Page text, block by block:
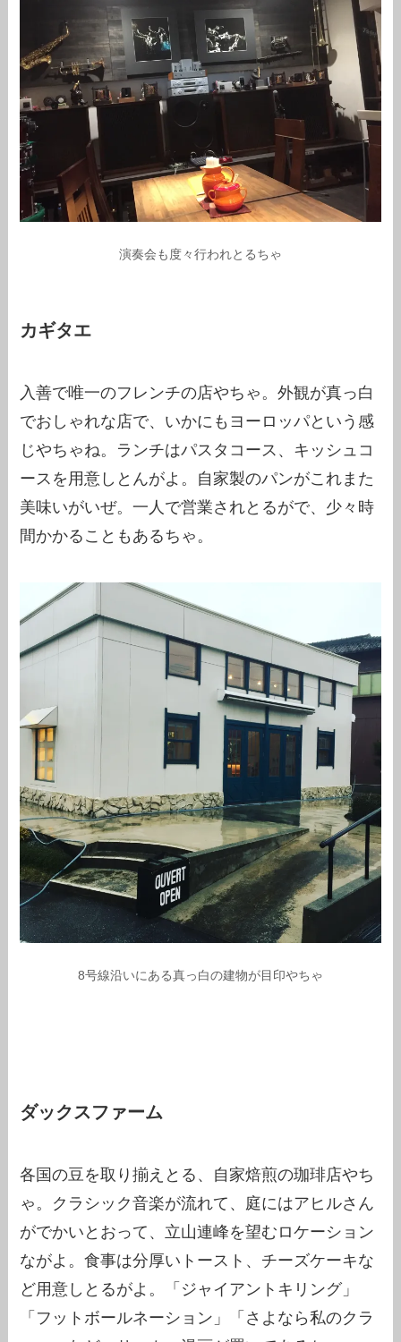
演奏会も度々行われとるちゃ
カギタエ
入善で唯一のフレンチの店やちゃ。外観が真っ白
でおしゃれな店で、いかにもヨーロッパという感
じやちゃね。ランチはパスタコース、キッシュコ
ースを用意しとんがよ。自家製のパンがこれまた
美味いがいぜ。一人で営業されとるがで、少々時
間かかることもあるちゃ。
8号線沿いにある真っ白の建物が目印やちゃ
ダックスファーム
各国の豆を取り揃えとる、自家焙煎の珈琲店やち
ゃ。クラシック音楽が流れて、庭にはアヒルさん
がでかいとおって、立山連峰を望むロケーション
ながよ。食事は分厚いトースト、チーズケーキな
ど用意しとるがよ。「ジャイアントキリング」
「フットボールネーション」「さよなら私のクラ